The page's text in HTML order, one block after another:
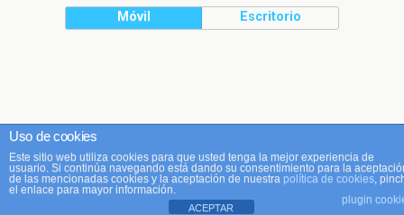
Móvil Escritorio
Uso de cookies
Este sitio web utiliza cookies para que usted tenga la mejor experiencia de
usuario. Si continúa navegando está dando su consentimiento para la
de las mencionadas cookies y la aceptación de nuestra política de cookies,
el enlace para mayor información.
plugin
ACEPTAR